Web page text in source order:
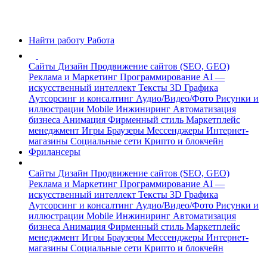
Найти работу Работа
Сайты Дизайн Продвижение сайтов (SEO, GEO)
Реклама и Маркетинг Программирование AI —
искусственный интеллект Тексты 3D Графика
Аутсорсинг и консалтинг Аудио/Видео/Фото Рисунки и
иллюстрации Mobile Инжиниринг Автоматизация
бизнеса Анимация Фирменный стиль Маркетплейс
менеджмент Игры Браузеры Мессенджеры Интернет-
магазины Социальные сети Крипто и блокчейн
Фрилансеры
Сайты Дизайн Продвижение сайтов (SEO, GEO)
Реклама и Маркетинг Программирование AI —
искусственный интеллект Тексты 3D Графика
Аутсорсинг и консалтинг Аудио/Видео/Фото Рисунки и
иллюстрации Mobile Инжиниринг Автоматизация
бизнеса Анимация Фирменный стиль Маркетплейс
менеджмент Игры Браузеры Мессенджеры Интернет-
магазины Социальные сети Крипто и блокчейн